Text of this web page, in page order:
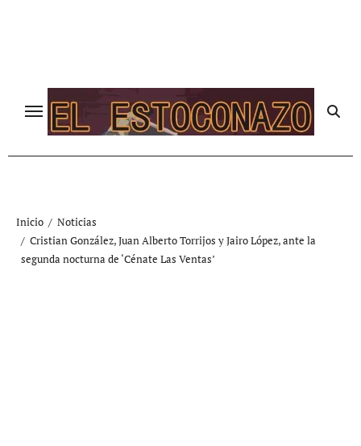
Inicio
Noticias
Cristian González, Juan Alberto Torrijos y Jairo López, ante la
segunda nocturna de ‘Cénate Las Ventas’